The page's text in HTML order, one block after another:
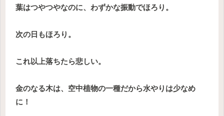
葉はつやつやなのに、わずかな振動でほろり。
次の日もほろり。
これ以上落ちたら悲しい。
金のなる木は、空中植物の一種だから水やりは少なめ
に！